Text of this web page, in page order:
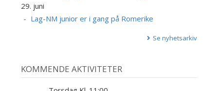
29. juni
Lag-NM junior er i gang på Romerike
Se nyhetsarkiv
KOMMENDE AKTIVITETER